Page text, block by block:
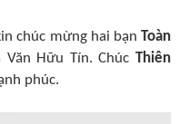
chúc mừng hai bạn Toàn
Hữu Tín. ChúcThiên
phúc.